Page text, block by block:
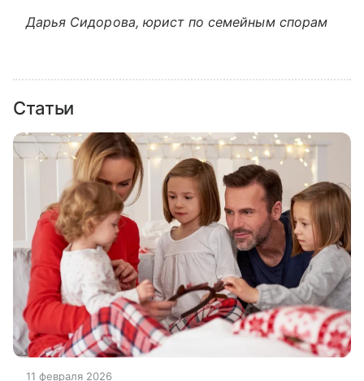
Дарья Сидорова, юрист по семейным спорам
Статьи
11 февраля 2026